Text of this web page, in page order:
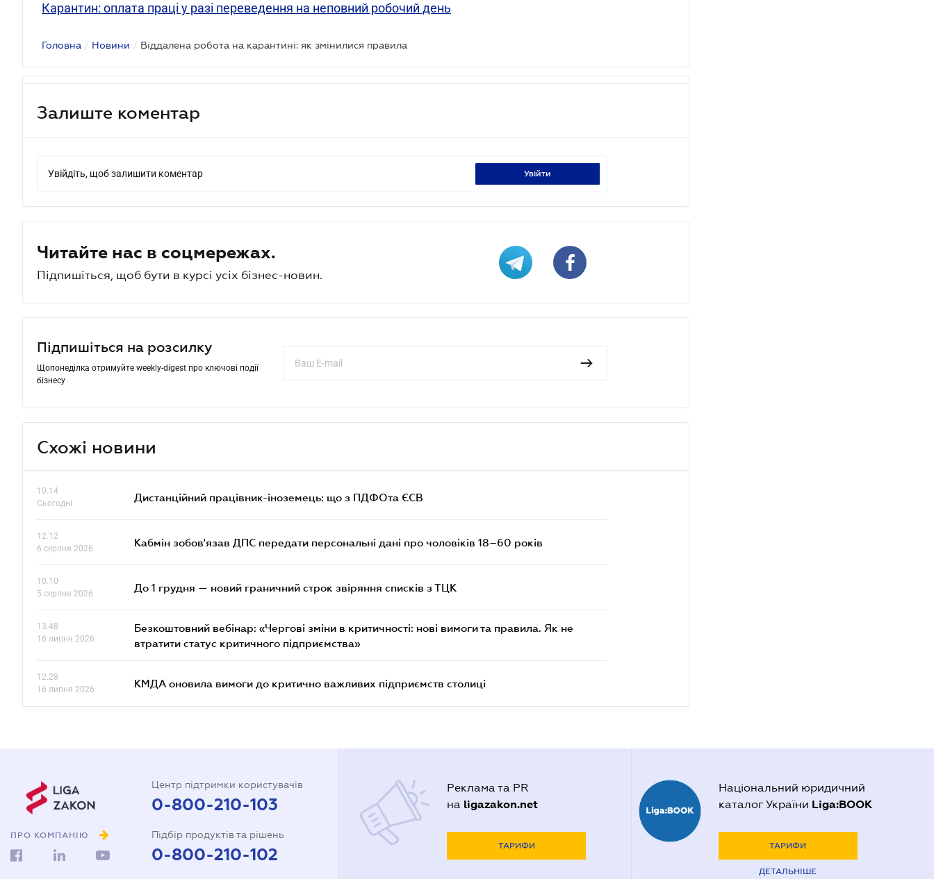
Карантин: оплата праці у разі переведення на неповний робочий день
Головна / Новини / Віддалена робота на карантині: як змінилися правила
Залиште коментар
Увійдіть, щоб залишити коментар увійти
Читайте нас в соцмережах.
Підпишіться, щоб бути в курсі усіх бізнес-новин.
Підпишіться на розсилку
Щопонеділка отримуйте weekly-digest про ключові події
бізнесу
Схожі новини
10.14
Сьогодні
Дистанційний працівник-іноземець: що з ПДФОта ЄСВ
12.12
6 серпня 2026
Кабмін зобов'язав ДПС передати персональні дані про чоловіків 18–60 років
10.10
5 серпня 2026
До 1 грудня — новий граничний строк звіряння списків з ТЦК
13.48
16 липня 2026
Безкоштовний вебінар: «Чергові зміни в критичності: нові вимоги та правила. Як не
втратити статус критичного підприємства»
12.28
16 липня 2026
КМДА оновила вимоги до критично важливих підприємств столиці
ПРО КОМПАНІЮ
Центр підтримки користувачів
0-800-210-103
Підбір продуктів та рішень
0-800-210-102
Реклама та PR
на ligazakon.net
ТАРИФИ
Національний юридичний
каталог України Liga:BOOK
ТАРИФИ
ДЕТАЛЬНІШЕ